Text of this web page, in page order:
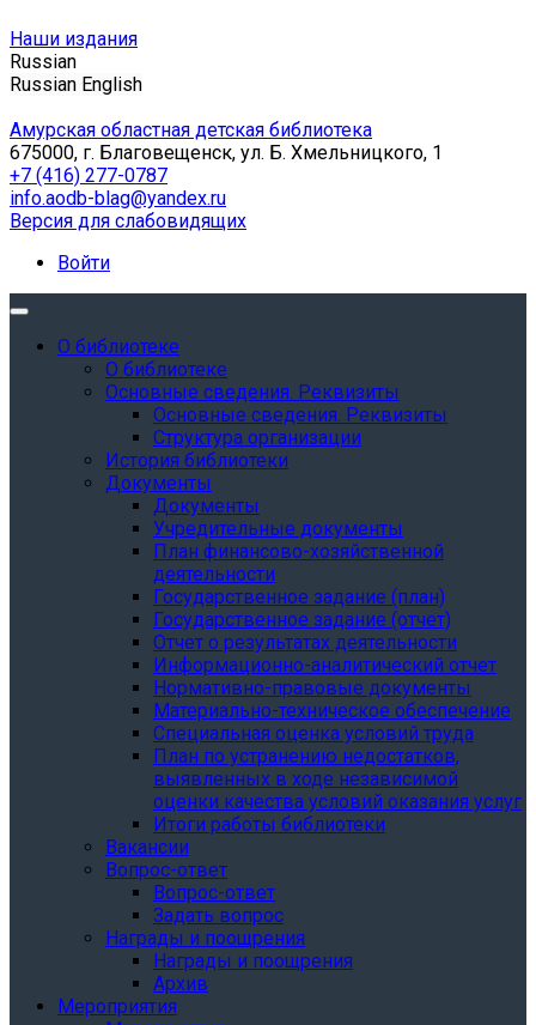
Наши издания
Russian
Russian English
Амурская областная детская библиотека
675000, г. Благовещенск, ул. Б. Хмельницкого, 1
+7 (416) 277-0787
info.aodb-blag@yandex.ru
Версия для слабовидящих
Войти
О библиотеке
О библиотеке
Основные сведения. Реквизиты
Основные сведения. Реквизиты
Структура организации
История библиотеки
Документы
Документы
Учредительные документы
План финансово-хозяйственной
деятельности
Государственное задание (план)
Государственное задание (отчет)
Отчет о результатах деятельности
Информационно-аналитический отчет
Нормативно-правовые документы
Материально-техническое обеспечение
Специальная оценка условий труда
План по устранению недостатков,
выявленных в ходе независимой
оценки качества условий оказания услуг
Итоги работы библиотеки
Вакансии
Вопрос-ответ
Вопрос-ответ
Задать вопрос
Награды и поощрения
Награды и поощрения
Архив
Мероприятия